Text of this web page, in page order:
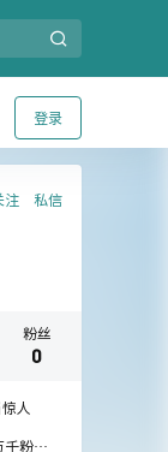
登录
注 私信
粉丝
0
人
千粉丝